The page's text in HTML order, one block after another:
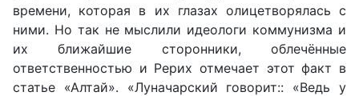
времени, которая в их глазах олицетворялась с
ними. Но так не мыслили идеологи коммунизма и
их ближайшие сторонники, облечённые
ответственностью и Рерих отмечает этот факт в
статье «Алтай». «Луначарский говорит:: «Ведь у